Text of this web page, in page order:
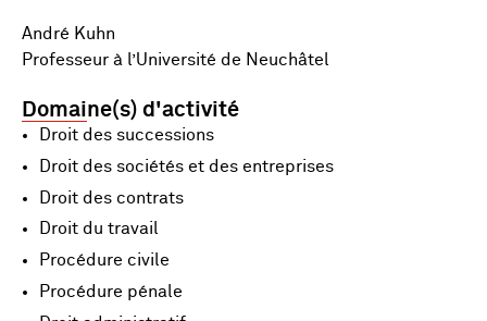
André Kuhn
Professeur à l’Université de Neuchâtel
Domaine(s) d'activité
Droit des successions
Droit des sociétés et des entreprises
Droit des contrats
Droit du travail
Procédure civile
Procédure pénale